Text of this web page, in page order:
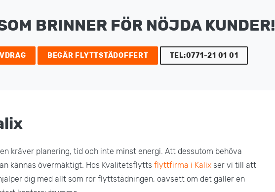
BRINNER FÖR NÖJDA KUNDER!
BEGÄR FLYTTSTÄDOFFERT TEL:0771-21 01 01
kräver planering, tid och inte minst energi. Att dessutom behöva
kännas övermäktigt. Hos Kvalitetsflytts flyttfirma i Kalix ser vi till att
dig med allt som rör flyttstädningen, oavsett om det gäller en